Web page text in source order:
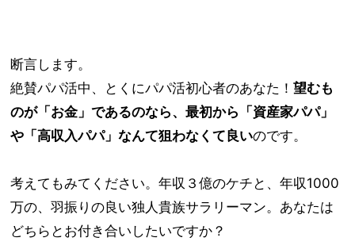
断言します。
絶賛パパ活中、とくにパパ活初心者のあなた！望むも
のが「お金」であるのなら、最初から「資産家パパ」
や「高収入パパ」なんて狙わなくて良いのです。
考えてもみてください。年収３億のケチと、年収1000
万の、羽振りの良い独人貴族サラリーマン。あなたは
どちらとお付き合いしたいですか？